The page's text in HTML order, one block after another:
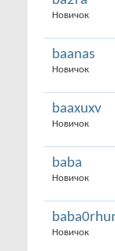
Новичок
baanas
Новичок
baaxuxv
Новичок
baba
Новичок
Новичок